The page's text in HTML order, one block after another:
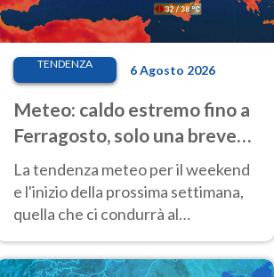
TENDENZA 6 Agosto 2026
Meteo: caldo estremo fino a
Ferragosto, solo una breve
pausa. Ecco dove
La tendenza meteo per il weekend
e l'inizio della prossima settimana,
quella che ci condurrà al
temperature molto elevate